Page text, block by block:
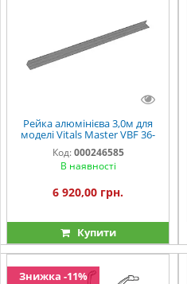
Рейка алюмінієва 3,0м для
моделі Vitals Master VBF 36-
4so
Код: 000246585
В наявності
6 920,00 грн.
Купити
Знижка -11%